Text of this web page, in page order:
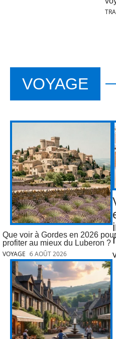
VOYAGE
Que voir à Gordes en 2026 pour
profiter au mieux du Luberon ?
VOYAGE 6 AOÛT 2026